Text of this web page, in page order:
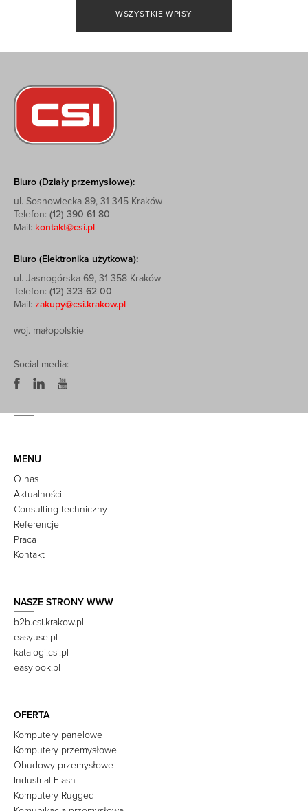
WSZYSTKIE WPISY
Biuro (Działy przemysłowe):
ul. Sosnowiecka 89, 31-345 Kraków
Telefon: (12) 390 61 80
Mail: kontakt@csi.pl
Biuro (Elektronika użytkowa):
ul. Jasnogórska 69, 31-358 Kraków
Telefon: (12) 323 62 00
Mail: zakupy@csi.krakow.pl
woj. małopolskie
Social media:
MENU
O nas
Aktualności
Consulting techniczny
Referencje
Praca
Kontakt
NASZE STRONY WWW
b2b.csi.krakow.pl
easyuse.pl
katalogi.csi.pl
easylook.pl
OFERTA
Komputery panelowe
Komputery przemysłowe
Obudowy przemysłowe
Industrial Flash
Komputery Rugged